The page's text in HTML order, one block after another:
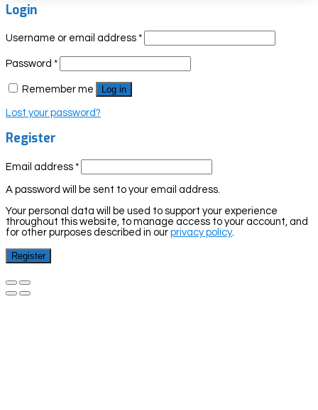
Login
Username or email address *
Password *
Remember me Log in
Lost your password?
Register
Email address *
A password will be sent to your email address.
Your personal data will be used to support your experience
throughout this website, to manage access to your account, and
for other purposes described in our privacy policy.
Register